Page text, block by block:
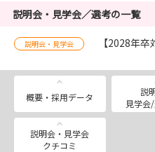
説明会・見学会／選考の一覧
説明会・見学会 【2028年
概要・採用データ
説
見学会
説明会・見学会
クチコミ